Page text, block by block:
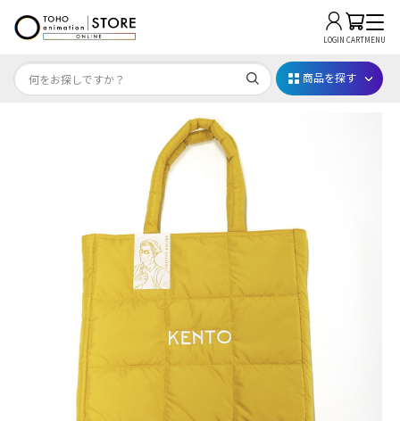
LOGIN CARTMENU
Dr.STONE STONE FES.2026
じゅじゅフェス 2026
薬屋のひとりごと 夏の園遊会2026
名探偵コナン
アニメ『僕のヒーローアカデミア』10周年
ハイキュー!!ジャージ＆ユニフォーム
商品を探す